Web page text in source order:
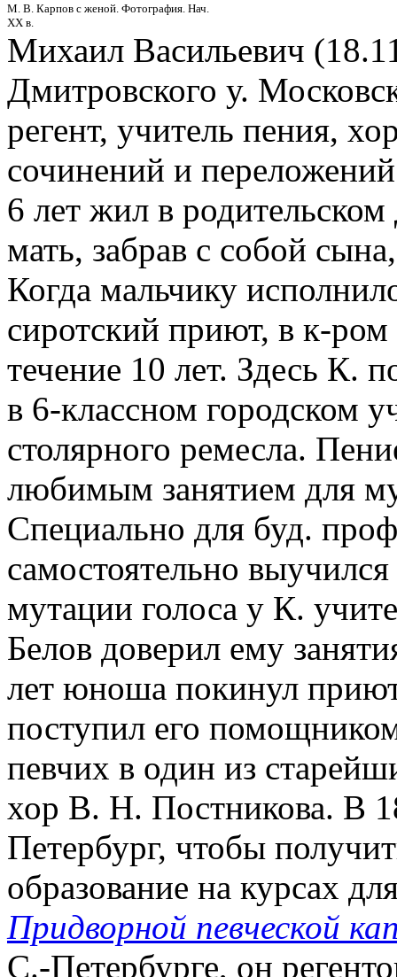
М. В. Карпов с женой. Фотография. Нач.
XX в.
Михаил Васильевич
Дмитровского у.
регент, учитель пения,
сочинений и
6 лет жил в
мать, забрав с собой
Когда мальчику
сиротский приют, в к-
течение 10 лет. Здесь К.
в 6-классном городском
столярного ремесла.
любимым занятием для
Специально для буд.
самостоятельно
мутации голоса у К.
Белов доверил ему
лет юноша покинул
поступил его
певчих в один из
хор В. Н. Постникова. В
Петербург, чтобы
образование на курсах
Придворной певческой
С.-Петербурге, он